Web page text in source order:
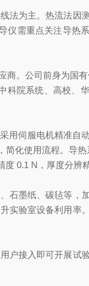
为主。热流法因
仪需重点关注导热
。公司前身为国
科院系统、高校、
用伺服电机精准自
化使用流程。导热
0.1 N，厚度分辨
墨纸、碳毡等，
实验室设备利用率
接入即可开展试